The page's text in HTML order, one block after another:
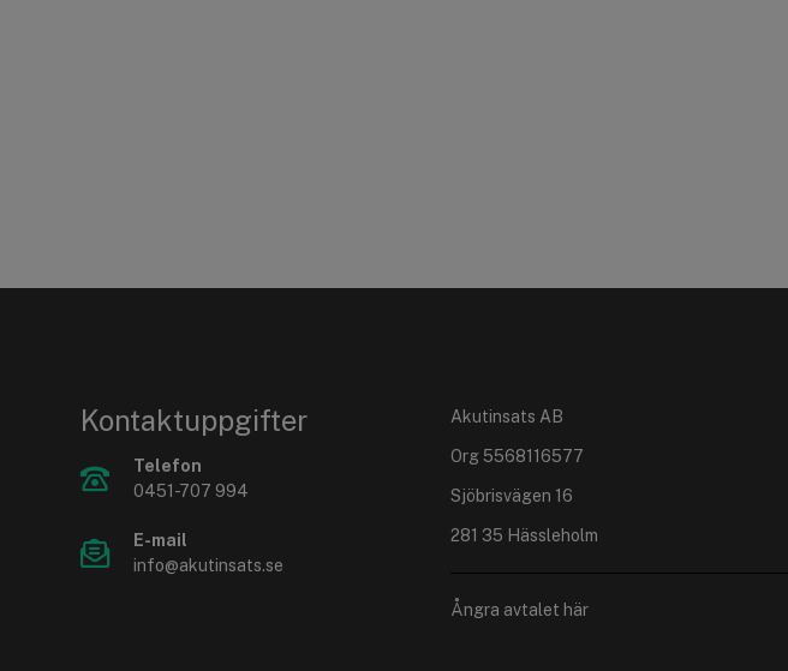
Kontaktuppgifter
Telefon
0451-707 994
E-mail
info@akutinsats.se
Akutinsats AB
Org 5568116577
Sjöbrisvägen 16
281 35 Hässleholm
Ångra avtalet här